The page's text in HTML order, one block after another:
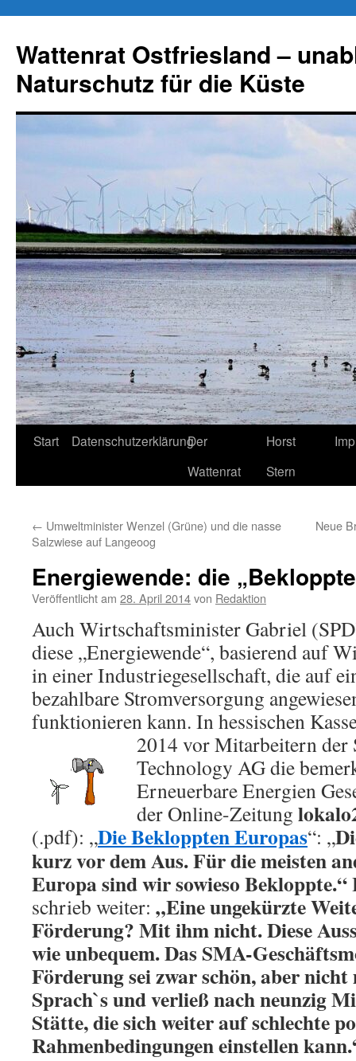
springen
Wattenrat Ostfriesland –
Naturschutz für die Küste
Start DatenschutzerklärungDer
Wattenrat
Horst
Stern
← Umweltminister Wenzel (Grüne) und die nasse
Salzwiese auf Langeoog
Neue
Energiewende: die
Veröffentlicht am 28. April 2014von Redaktion
Auch Wirtschaftsminister Gabriel
diese „Energiewende“, basierend auf
in einer Industriegesellschaft, die auf
bezahlbare Stromversorgung
funktionieren kann. In hessischen
2014 vor Mitarbeiternder
Technology AG die
Erneuerbare Energien
der Online-Zeitung
(.pdf): „Die Bekloppten Europas“: „
kurz vor dem Aus. Für die meisten
Europa sind wir sowieso Bekloppte.“
schrieb weiter: „Eine ungekürzte
Förderung? Mit ihm nicht. Diese
wie unbequem. Das SMA-
Förderung sei zwar schön, aber nicht
Sprach`s und verließ nach neunzig
Stätte, die sich weiter auf schlechte
Rahmenbedingungen einstellen